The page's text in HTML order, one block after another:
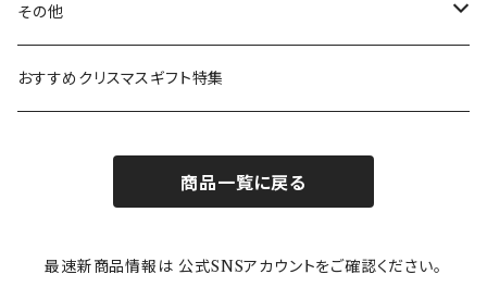
ガラスウェア
カトラリー
ピーターラビット
ポケットモンスター
mofusand（モフサンド）
mofsand×日比谷花壇
LAURA ASHLEY(ローラ アシュレイ)
Finlayson(フィンレイソン)
HANAE MORI(ハナエモリ)
Cecera(セセラ)
CELEC(セレック)
隅切り重箱
さざなみ
吉祥
メイメイウェア
SoSo(ソソ）
その他
リサイクル食器
おすすめクリスマスギフト特集
商品一覧に戻る
最速新商品情報は 公式SNSアカウントをご確認ください。